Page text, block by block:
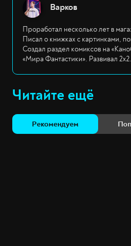
Варков
Проработал несколько лет в
Писал о книжках с картинками,
Создал раздел комиксов на
«Мира Фантастики». Развивал
Читайте ещё
Рекомендуем